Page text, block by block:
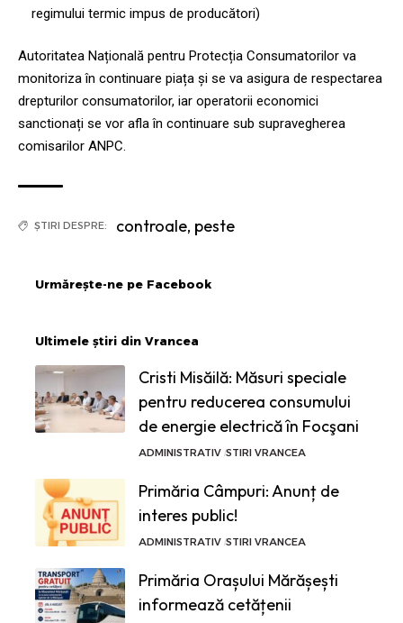
regimului termic impus de producători)
Autoritatea Națională pentru Protecția Consumatorilor va
monitoriza în continuare piața și se va asigura de respectarea
drepturilor consumatorilor, iar operatorii economici
sanctionați se vor afla în continuare sub supravegherea
comisarilor ANPC.
ȘTIRI DESPRE: controale, peste
Urmărește-ne pe Facebook
Ultimele știri din Vrancea
Cristi Misăilă: Măsuri speciale
pentru reducerea consumului
de energie electrică în Focşani
ADMINISTRATIV STIRI VRANCEA
Primăria Câmpuri: Anunț de
interes public!
ADMINISTRATIV STIRI VRANCEA
Primăria Orașului Mărășești
informează cetățenii